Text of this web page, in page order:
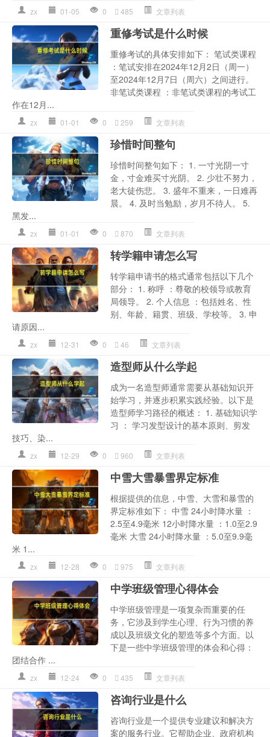
zx 01-05 0 485 文章列表
重修考试是什么时候
重修考试的具体安排如下： 笔试类课程
：笔试安排在2024年12月2日（周一）
至2024年12月7日（周六）之间进行。
非笔试类课程 ：非笔试类课程的考试工
作在12月...
zx 01-01 0 259 文章列表
珍惜时间整句
珍惜时间整句如下： 1. 一寸光阴一寸
金，寸金难买寸光阴。 2. 少壮不努力，
老大徒伤悲。 3. 盛年不重来，一日难再
晨。 4. 及时当勉励，岁月不待人。 5.
黑发...
zx 01-01 0 870 文章列表
转学籍申请怎么写
转学籍申请书的格式通常包括以下几个
部分： 1. 称呼 ：尊敬的校领导或教育
局领导。 2. 个人信息 ：包括姓名、性
别、年龄、籍贯、班级、学校等。 3. 申
请原因...
zx 12-31 0 46 文章列表
造型师从什么学起
成为一名造型师通常需要从基础知识开
始学习，并逐步积累实践经验。以下是
造型师学习路径的概述： 1. 基础知识学
习 ： 学习发型设计的基本原则、剪发
技巧、染...
zx 12-29 0 960 文章列表
中雪大雪暴雪界定标准
根据提供的信息，中雪、大雪和暴雪的
界定标准如下： 中雪 24小时降水量 ：
2.5至4.9毫米 12小时降水量 ：1.0至2.9
毫米 大雪 24小时降水量 ：5.0至9.9毫
米 1...
zx 12-28 0 975 文章列表
中学班级管理心得体会
中学班级管理是一项复杂而重要的任
务，它涉及到学生心理、行为习惯的养
成以及班级文化的塑造等多个方面。以
下是一些中学班级管理的体会和心得：
团结合作 ...
zx 12-24 0 435 文章列表
咨询行业是什么
咨询行业是一个提供专业建议和解决方
案的服务行业。它帮助企业、政府机构